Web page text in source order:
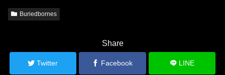
Buriedbornes
Share
Twitter Facebook LINE